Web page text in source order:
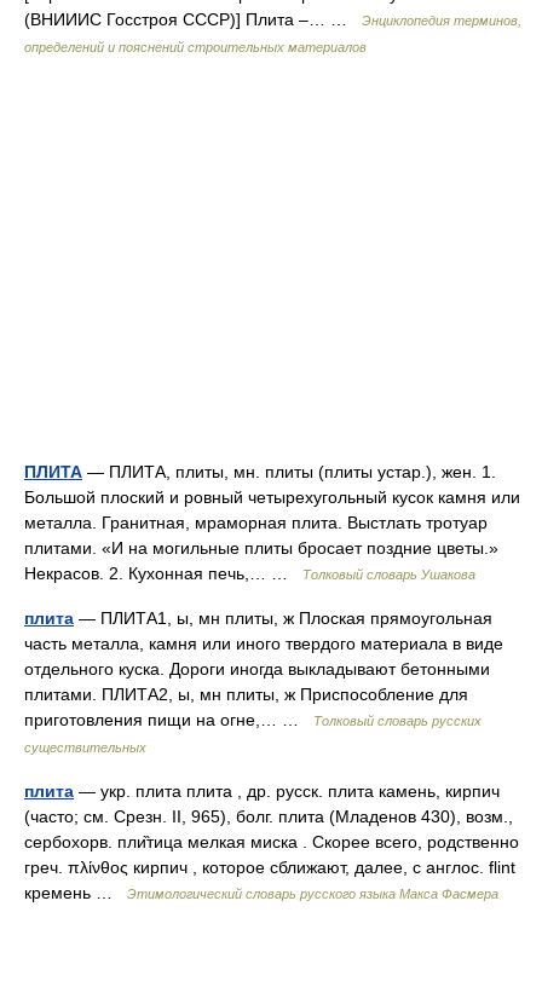
(ВНИИИС Госстроя СССР)] Плита –… …
Энциклопедия терминов,
определений и пояснений строительных материалов
ПЛИТА — ПЛИТА, плиты, мн. плиты (плиты устар.), жен. 1.
Большой плоский и ровный четырехугольный кусок камня или
металла. Гранитная, мраморная плита. Выстлать тротуар
плитами. «И на могильные плиты бросает поздние цветы.»
Некрасов. 2. Кухонная печь,… …
Толковый словарь Ушакова
плита — ПЛИТА1, ы, мн плиты, ж Плоская прямоугольная
часть металла, камня или иного твердого материала в виде
отдельного куска. Дороги иногда выкладывают бетонными
плитами. ПЛИТА2, ы, мн плиты, ж Приспособление для
приготовления пищи на огне,… …
Толковый словарь русских
существительных
плита — укр. плита плита , др. русск. плита камень, кирпич
(часто; см. Срезн. II, 965), болг. плита (Младенов 430), возм.,
сербохорв. пли̏тица мелкая миска . Скорее всего, родственно
греч. πλίνθος кирпич , которое сближают, далее, с англос. flint
кремень …
Этимологический словарь русского языка Макса Фасмера